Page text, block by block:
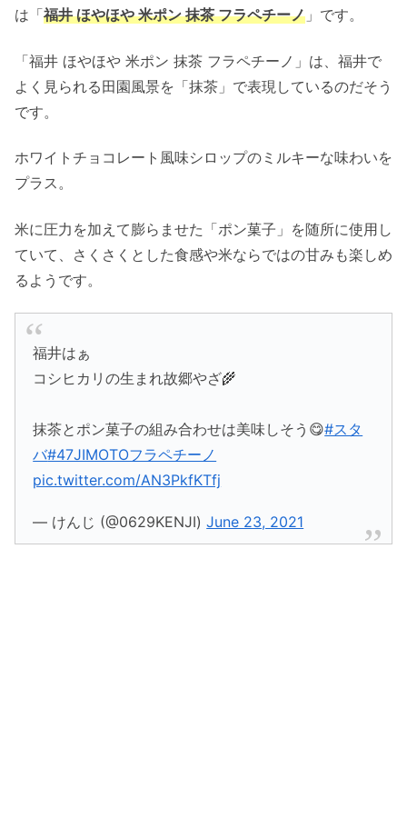
は「福井 ほやほや 米ポン 抹茶 フラペチーノ 」です。
「福井 ほやほや 米ポン 抹茶 フラペチーノ」は、福井で
よく見られる田園風景を「抹茶」で表現しているのだそう
です。
ホワイトチョコレート風味シロップのミルキーな味わいを
プラス。
米に圧力を加えて膨らませた「ポン菓子」を随所に使用し
ていて、さくさくとした食感や米ならではの甘みも楽しめ
るようです。
福井はぁ
コシヒカリの生まれ故郷やざ🌾
抹茶とポン菓子の組み合わせは美味しそう😋#スタ
バ#47JIMOTOフラペチーノ
pic.twitter.com/AN3PkfKTfj
— けんじ (@0629KENJI)June 23, 2021